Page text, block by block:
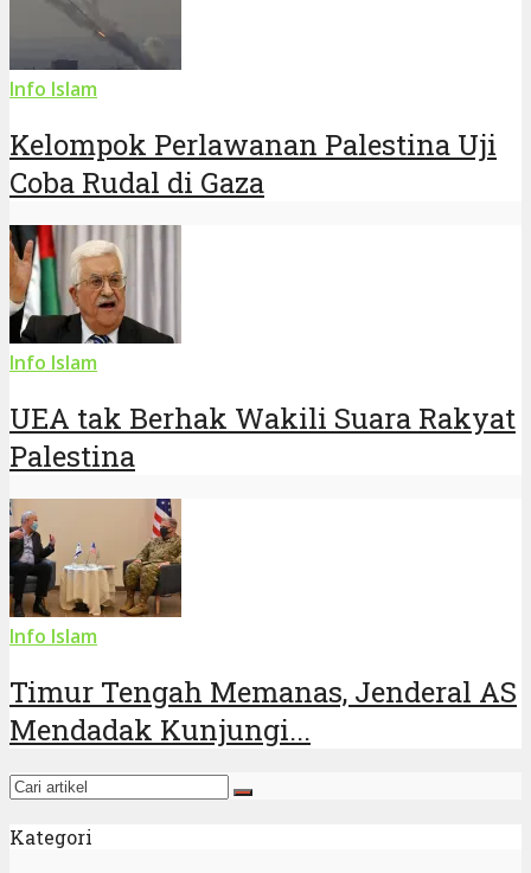
Info Islam
Kelompok Perlawanan Palestina Uji
Coba Rudal di Gaza
Info Islam
UEA tak Berhak Wakili Suara Rakyat
Palestina
Info Islam
Timur Tengah Memanas, Jenderal AS
Mendadak Kunjungi...
Kategori